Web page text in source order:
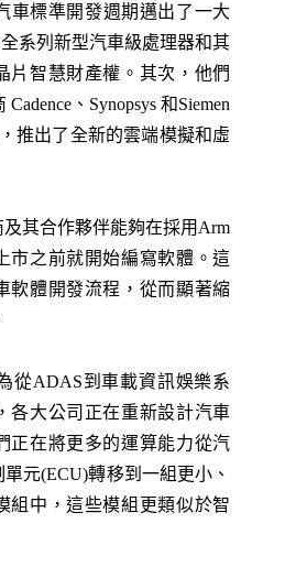
車標準開發週期邁出了一大
系列新型汽車級處理器和其
片智慧財產權。其次，他們
、Synopsys 和Siemen
推出了全新的雲端模擬和虛
其合作夥伴能夠在採用Arm
市之前就開始編寫軟體。這
軟體開發流程，從而顯著縮
從ADAS到車載資訊娛樂系
各大公司正在重新設計汽車
正在將更多的運算能力從汽
元(ECU)轉移到一組更小、
組中，這些模組更類似於智